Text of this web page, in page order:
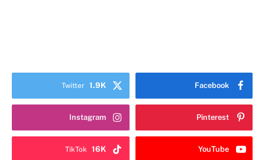
Facebook
Twitter 1.9K
Pinterest
Instagram
YouTube
TikTok 16K